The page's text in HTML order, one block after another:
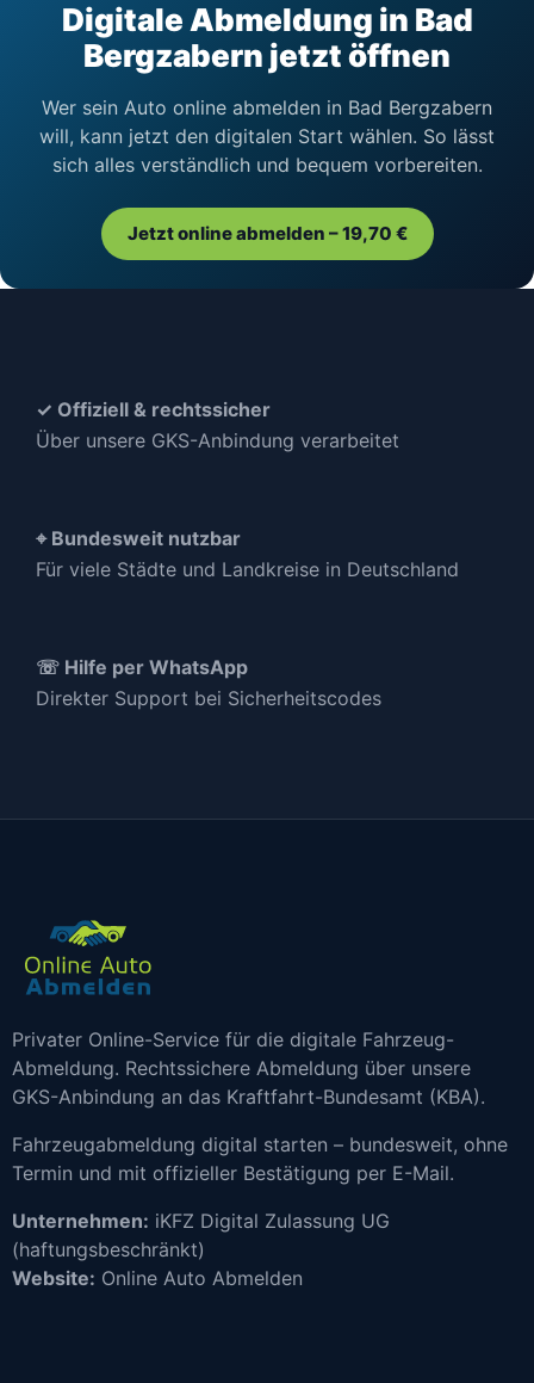
Digitale Abmeldung in Bad
Bergzabern jetzt öffnen
Wer sein Auto online abmelden in Bad Bergzabern
will, kann jetzt den digitalen Start wählen. So lässt
sich alles verständlich und bequem vorbereiten.
Jetzt online abmelden – 19,70 €
✓ Offiziell & rechtssicher
Über unsere GKS-Anbindung verarbeitet
⌖ Bundesweit nutzbar
Für viele Städte und Landkreise in Deutschland
☏ Hilfe per WhatsApp
Direkter Support bei Sicherheitscodes
Privater Online-Service für die digitale Fahrzeug-
Abmeldung. Rechtssichere Abmeldung über unsere
GKS-Anbindung an das Kraftfahrt-Bundesamt (KBA).
Fahrzeugabmeldung digital starten – bundesweit, ohne
Termin und mit offizieller Bestätigung per E-Mail.
Unternehmen: iKFZ Digital Zulassung UG
(haftungsbeschränkt)
Website: Online Auto Abmelden